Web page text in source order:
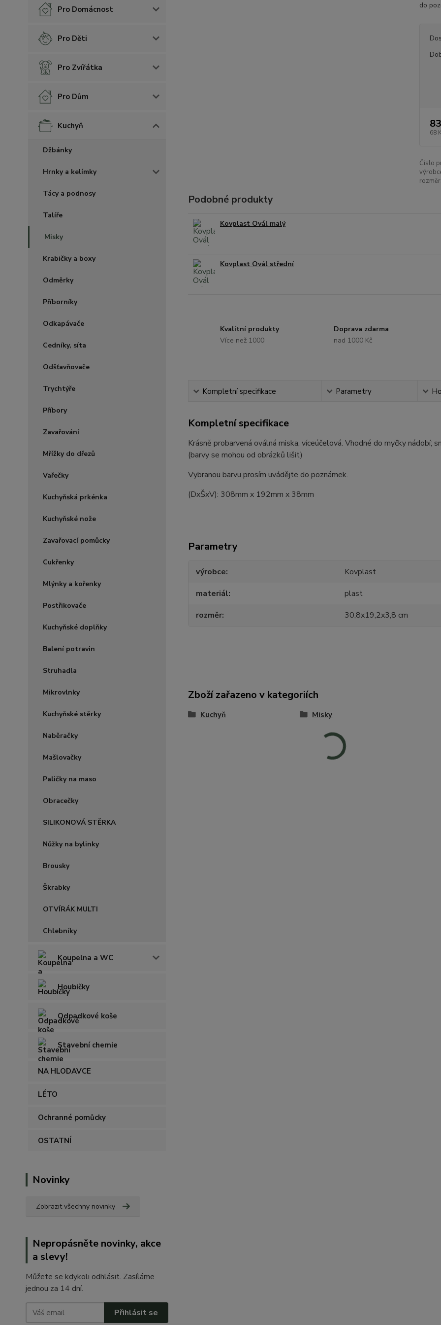
Pro Domácnost
Pro Děti
Pro Zvířátka
Pro Dům
Kuchyň
Džbánky
Hrnky a kelímky
Tácy a podnosy
Talíře
Misky
Krabičky a boxy
Odměrky
Příborníky
Odkapávače
Cedníky, síta
Odšťavňovače
Trychtýře
Příbory
Zavařování
Mřížky do dřezů
Vařečky
Kuchyňská prkénka
Kuchyňské nože
Zavařovací pomůcky
Cukřenky
Mlýnky a kořenky
Postřikovače
Kuchyňské doplňky
Balení potravin
Struhadla
Mikrovlnky
Kuchyňské stěrky
Naběračky
Mašlovačky
Paličky na maso
Obracečky
SILIKONOVÁ STĚRKA
Nůžky na bylinky
Brousky
Škrabky
OTVÍRÁK MULTI
Chlebníky
Koupelna a WC
Houbičky
Odpadkové koše
Stavební chemie
NA HLODAVCE
LÉTO
Ochranné pomůcky
OSTATNÍ
Novinky
Zobrazit všechny novinky
Nepropásněte novinky, akce
a slevy!
Můžete se kdykoli odhlásit. Zasíláme
jednou za 14 dní.
Přihlásit se
do
68
Číslo
rozměr:
Podobné produkty
Kovplast Ovál malý
Kovplast Ovál střední
Kvalitní produkty
Více než 1000
Doprava zdarma
nad 1000 Kč
Kompletní specifikace Parametry
Kompletní specifikace
Krásně probarvená oválná miska, víceúčelová. Vhodné do myčky
(barvy se mohou od obrázků lišit)
Vybranou barvu prosím uvádějte do poznámek.
(DxŠxV): 308mm x 192mm x 38mm
Parametry
výrobce
Kovplast
materiál
plast
rozměr
30,8x19,2x3,8 cm
Zboží zařazeno v kategoriích
Kuchyň Misky